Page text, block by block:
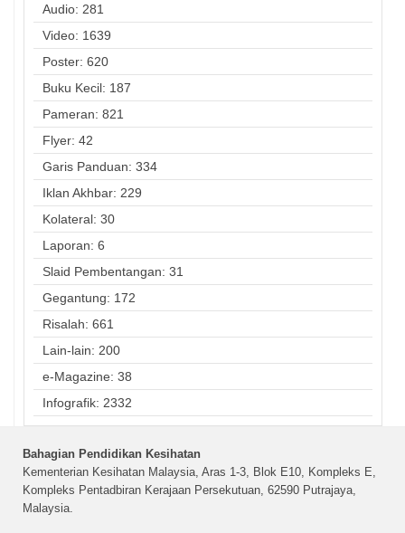
Audio: 281
Video: 1639
Poster: 620
Buku Kecil: 187
Pameran: 821
Flyer: 42
Garis Panduan: 334
Iklan Akhbar: 229
Kolateral: 30
Laporan: 6
Slaid Pembentangan: 31
Gegantung: 172
Risalah: 661
Lain-lain: 200
e-Magazine: 38
Infografik: 2332
Bahagian Pendidikan Kesihatan
Kementerian Kesihatan Malaysia, Aras 1-3, Blok E10, Kompleks E,
Kompleks Pentadbiran Kerajaan Persekutuan, 62590 Putrajaya,
Malaysia.